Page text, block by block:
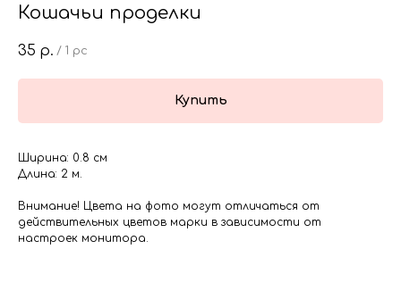
Кошачьи проделки
35 р. / 1 pc
Купить
Ширина: 0.8 см
Длина: 2 м.
Внимание! Цвета на фото могут отличаться от
действительных цветов марки в зависимости от
настроек монитора.